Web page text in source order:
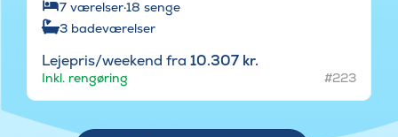
7 værelser·18 senge
3 badeværelser
Lejepris/weekend fra 10.307 kr.
Inkl. rengøring #223